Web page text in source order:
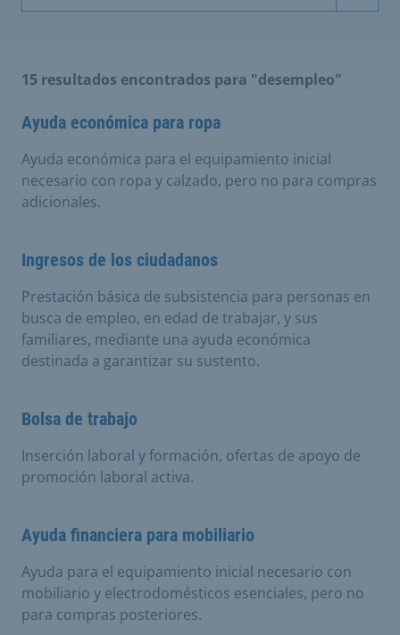
15 resultados encontrados para "desempleo"
Ayuda económica para ropa
Ayuda económica para el equipamiento inicial
necesario con ropa y calzado, pero no para compras
adicionales.
Ingresos de los ciudadanos
Prestación básica de subsistencia para personas en
busca de empleo, en edad de trabajar, y sus
familiares, mediante una ayuda económica
destinada a garantizar su sustento.
Bolsa de trabajo
Inserción laboral y formación, ofertas de apoyo de
promoción laboral activa.
Ayuda financiera para mobiliario
Ayuda para el equipamiento inicial necesario con
mobiliario y electrodomésticos esenciales, pero no
para compras posteriores.